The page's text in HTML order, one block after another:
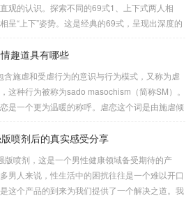
观的认识。探索不同的69式1、上下式两人相
呈“上下”姿势。这是经典的69式，呈现出深度的
。这种体位让双方能更轻松地互相口爱。3、立
双方身体素质，需慎重尝试。侧躺式的舒适之处这
之处在于，女性可以更轻松地掌控伴侣的口舌刺
疲劳。男性则可通过合适的角度和...
趣道具有哪些
含施虐和受虐行为的意识与行为模式，又称为虐
这种行为被称为sado masochism（简称SM）。
是一个更为温暖的称呼。虐恋这个词是由施虐倾
们通常所说的SM。SM情趣道具包括捆绑和束
烛、冰块、夹子、鞭打、头发、剃体毛等。这些
需要注意安全和卫生，尤其是涉及到身体部位的
，要注意血...
喷剂后的真实感受分享
版喷剂，这是一个男性健康领域备受期待的产
男人来说，性生活中的困扰往往是一个难以开口
这个产品的到来为我们提供了一个解决之道。我